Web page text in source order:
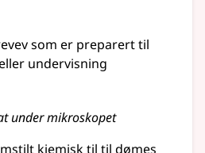
som er preparert til
undervisning
under mikroskopet
kjemisk til til dømes